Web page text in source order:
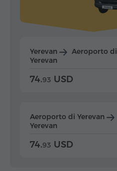
Yerevan
Aeroporto di
Yerevan
74.93 USD
Aeroporto di Yerevan
Yerevan
74.93 USD